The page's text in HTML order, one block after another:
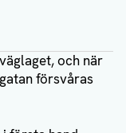
och när
försvåras